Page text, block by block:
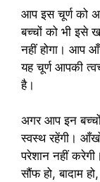
आप इस चूर्ण को
बच्चों को भी इसे
नहीं होगा। आप
यह चूर्ण आपकी
है।
अगर आप इन
स्वस्थ रहेंगी।
परेशान नहीं
सौंफ हो, बादाम